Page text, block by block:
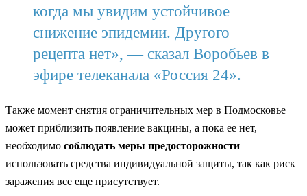
когда мы увидим устойчивое
снижение эпидемии. Другого
рецепта нет», — сказал Воробьев в
эфире телеканала «Россия 24».
Также момент снятия ограничительных мер в Подмосковье
может приблизить появление вакцины, а пока ее нет,
необходимо соблюдать меры предосторожности —
использовать средства индивидуальной защиты, так как риск
заражения все еще присутствует.